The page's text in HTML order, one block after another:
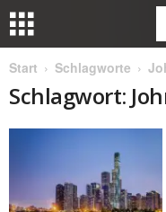
Start Schlagworte
Schlagwort: